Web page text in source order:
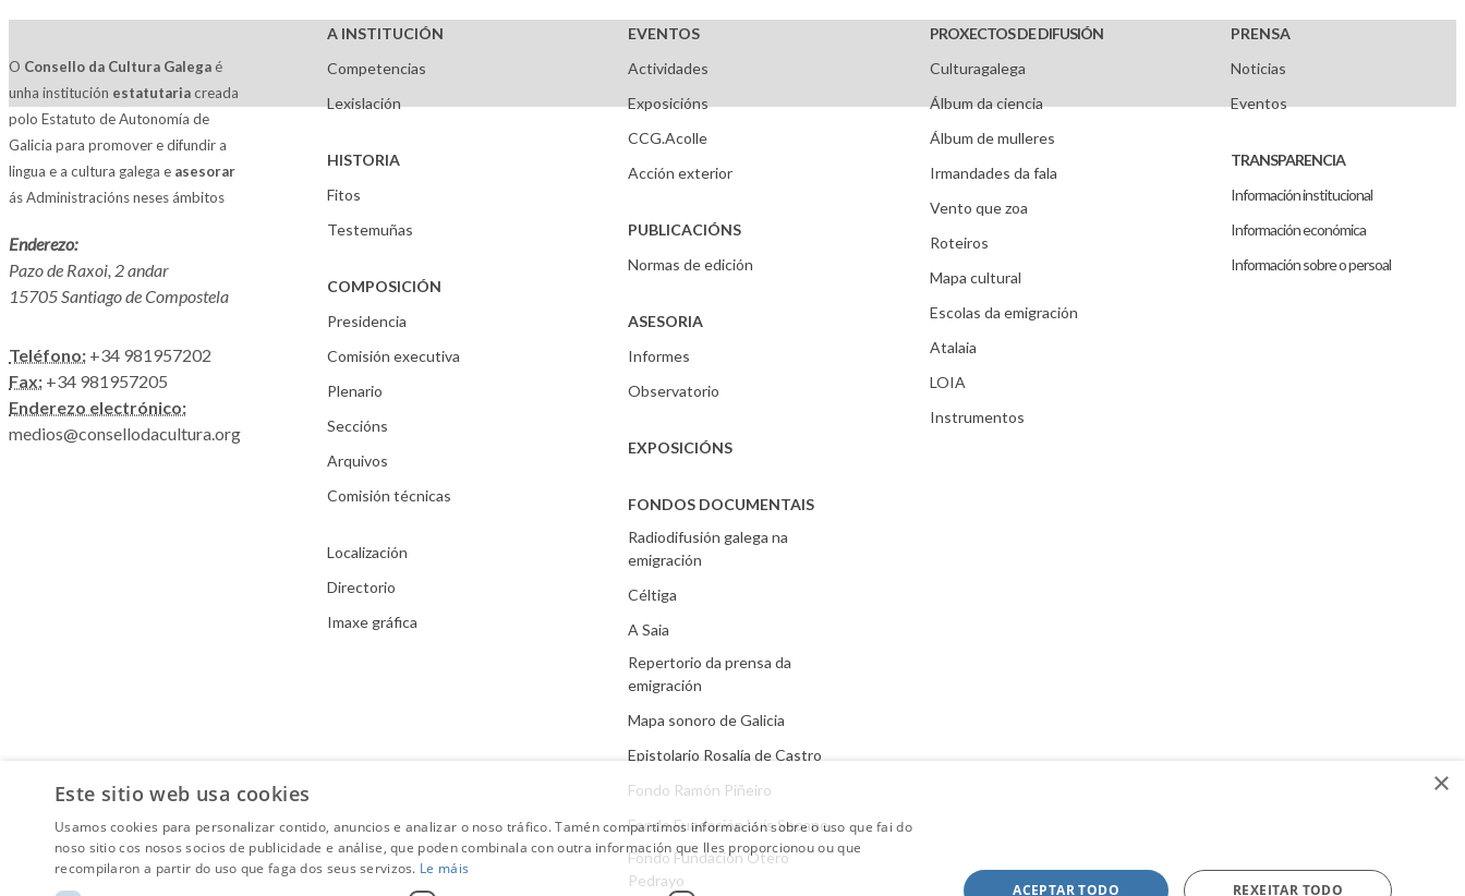
O Consello da Cultura Galega é
unha institución estatutariacreada
polo Estatuto de Autonomía de
Galicia para promover e difundir a
lingua e a cultura galega e asesorar
ás Administracións neses ámbitos
Enderezo:
Pazo de Raxoi, 2 andar
15705 Santiago de Compostela
Teléfono: +34 981957202
Fax: +34 981957205
Enderezo electrónico:
medios@consellodacultura.org
A INSTITUCIÓN
Competencias
Lexislación
HISTORIA
Fitos
Testemuñas
COMPOSICIÓN
Presidencia
Comisión executiva
Plenario
Seccións
Arquivos
Comisión técnicas
Localización
Directorio
Imaxe gráfica
EVENTOS
Actividades
Exposicións
CCG.Acolle
Acción exterior
PUBLICACIÓNS
Normas de edición
ASESORIA
Informes
Observatorio
EXPOSICIÓNS
FONDOS DOCUMENTAIS
Radiodifusión galega na
emigración
Céltiga
A Saia
Repertorio da prensa da
emigración
Mapa sonoro de Galicia
Epistolario Rosalía de Castro
Fondo Ramón Piñeiro
Fondo Fundación Luís Seoane
Fondo Fundación Otero
Pedrayo
PROXECTOS DE DIFUSIÓN
Culturagalega
Álbum da ciencia
Álbum de mulleres
Irmandades da fala
Vento que zoa
Roteiros
Mapa cultural
Escolas da emigración
Atalaia
LOIA
Instrumentos
PRENSA
Noticias
Eventos
TRANSPARENCIA
Información institucional
Información económica
Información sobre o persoal
×
Este sitio web usa cookies
Usamos cookies para personalizar contido, anuncios e analizar o noso tráfico. Tamén compartimos información sobre o uso que fai do
noso sitio cos nosos socios de publicidade e análise, que poden combinala con outra información que lles proporcionou ou que
recompilaron a partir do uso que faga dos seus servizos. Le máis
ACEPTAR TODO
REXEITAR TODO